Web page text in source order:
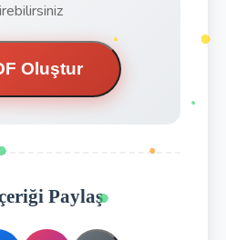
Oluştur
Paylaş